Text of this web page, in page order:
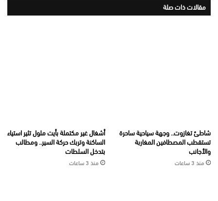
مقالات ذات صلة
شاطئ تغازوت.. وجهة سياحية ساحرة
تستقطب المصطافين المغاربة
والأجانب
منذ 3 ساعات
أشغال غير مكتملة بأيت ملول تثير استياء
الساكنة وتربك حركة السير.. ومطالب
بتدخل السلطات
منذ 3 ساعات